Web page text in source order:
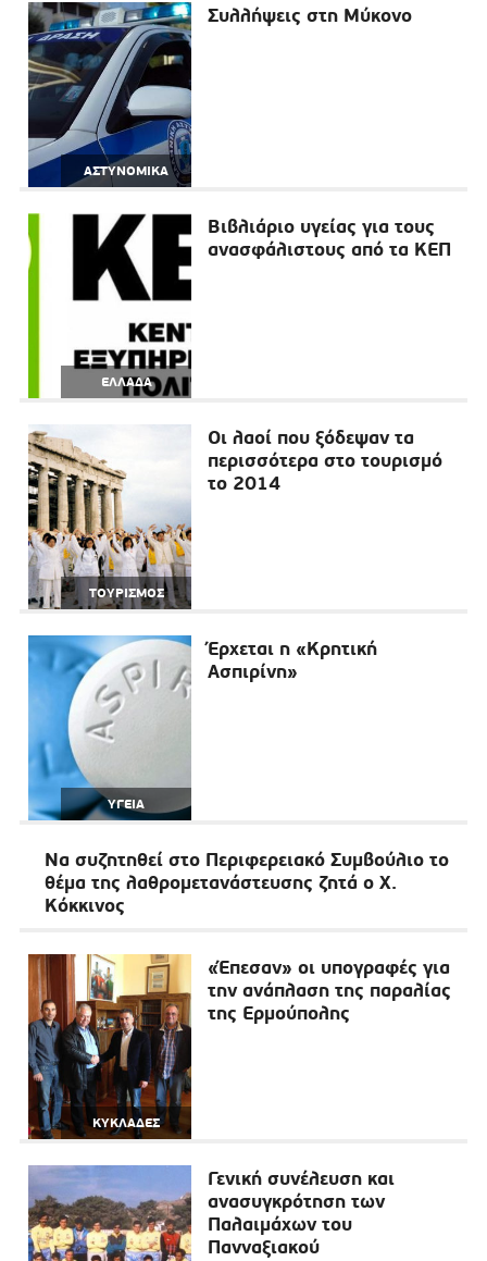
ΑΣΤΥΝΟΜΙΚΑ
Συλλήψεις στη Μύκονο
ΕΛΛΑΔΑ
Βιβλιάριο υγείας για τους
ανασφάλιστους από τα ΚΕΠ
ΤΟΥΡΙΣΜΟΣ
Οι λαοί που ξόδεψαν τα
περισσότερα στο τουρισμό
το 2014
ΥΓΕΙΑ
Έρχεται η «Κρητική
Ασπιρίνη»
Να συζητηθεί στο Περιφερειακό Συμβούλιο το
θέμα της λαθρομετανάστευσης ζητά ο Χ.
Κόκκινος
ΚΥΚΛΑΔΕΣ
«Έπεσαν» οι υπογραφές για
την ανάπλαση της παραλίας
της Ερμούπολης
Γενική συνέλευση και
ανασυγκρότηση των
Παλαιμάχων του
Πανναξιακού